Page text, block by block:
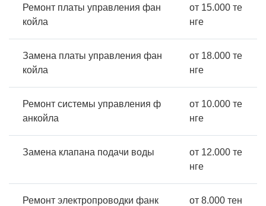
Ремонт платы управления фан
койла
от 15.000 те
нге
Замена платы управления фан
койла
от 18.000 те
нге
Ремонт системы управления ф
анкойла
от 10.000 те
нге
Замена клапана подачи воды
от 12.000 те
нге
Ремонт электропроводки фанк
от 8.000 тен